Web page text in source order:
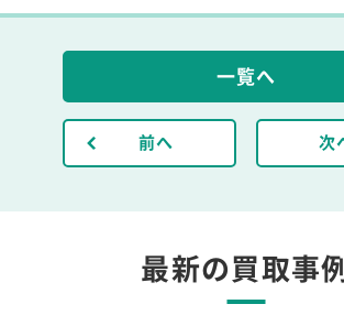
前へ
一覧へ
次
最新の買取事